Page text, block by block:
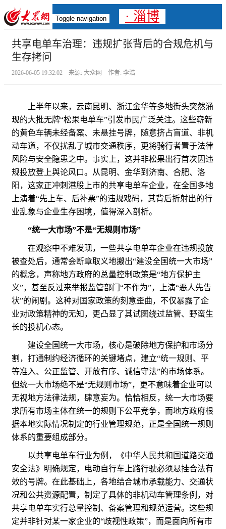
Toggle navigation · 淄博
共享电单车治理：违规扩张背后的合规危机与
生存拷问
2026-06-05 19:32:02 来源: 大众网 作者: 李浩
上半年以来，云南昆明、浙江金华等多地街头突然涌
现的大批无牌“松果电单车”引发市民广泛关注。这些崭新
的黄色车辆未经备案、未悬挂号牌，随意挤占盲道、非机
动车道，不仅扰乱了城市交通秩序，更将骑行者置于法律
风险与安全隐患之中。事实上，这并非松果出行首次因违
规投放登上舆论风口。从昆明、金华到济南、合肥、洛
阳，这家正冲刺港股上市的共享电单车企业，在全国多地
上演着“先上车、后补票”的违规戏码，其背后折射出的行
业乱象与企业生存困境，值得深入剖析。
“统一大市场”不是“无规则市场”
在观察中不难发现，一些共享电单车企业在违规投放
被查处后，通常会断章取义地搬出“建设全国统一大市场”
的概念，声称地方政府的总量控制政策是“地方保护主
义”，甚至反过来举报监管部门“不作为”，上演“恶人先告
状”的闹剧。这种对国家政策的刻意歪曲，不仅暴露了企
业对政策精神的无知，更凸显了其试图绕过监管、野蛮生
长的投机心态。
建设全国统一大市场，核心是破除地方保护和市场分
割，打通制约经济循环的关键堵点，建立“统一规则、平
等准入、公正监管、开放有序、诚信守法”的市场体系。
但统一大市场绝不是“无规则市场”，更不意味着企业可以
无视地方法律法规，肆意妄为。恰恰相反，统一大市场要
求所有市场主体在统一的规则下公平竞争，而地方政府根
据本地实际情况制定的行业管理规范，正是全国统一规则
体系的重要组成部分。
以共享电单车行业为例，《中华人民共和国道路交通
安全法》明确规定，电动自行车上路行驶必须悬挂合法有
效的号牌。在此基础上，各地结合城市承载能力、交通状
况和公共资源配置，制定了具体的非机动车管理条例，对
共享电单车实行总量控制、备案管理和规范运营。这些规
定并非针对某一家企业的“歧视性政策”，而是面向所有市